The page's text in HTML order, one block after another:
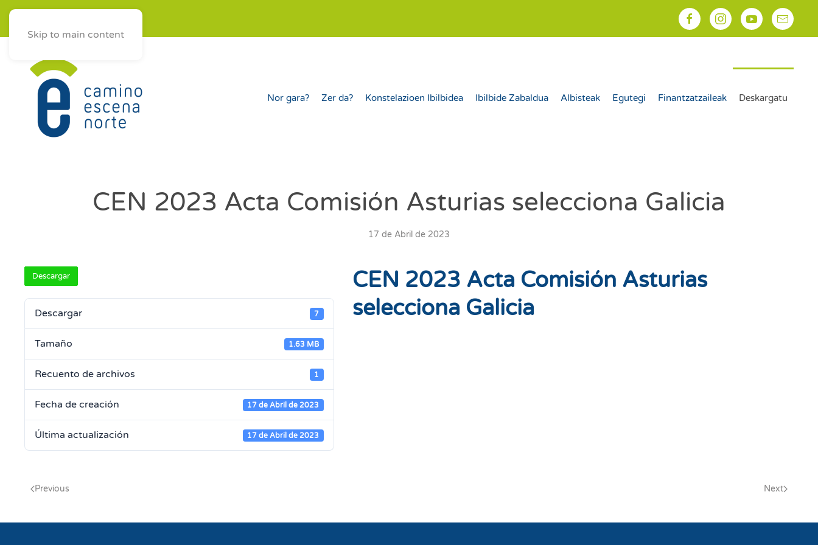
Skip to main content
Nor gara? Zer da? Konstelazioen Ibilbidea Ibilbide Zabaldua Albisteak Egutegi Finantzatzaileak Deskargatu
CEN 2023 Acta Comisión Asturias selecciona Galicia
17 de Abril de 2023
Descargar
Descargar 7
Tamaño 1.63 MB
Recuento de archivos 1
Fecha de creación 17 de Abril de 2023
Última actualización 17 de Abril de 2023
CEN 2023 Acta Comisión Asturias
selecciona Galicia
Previous Next